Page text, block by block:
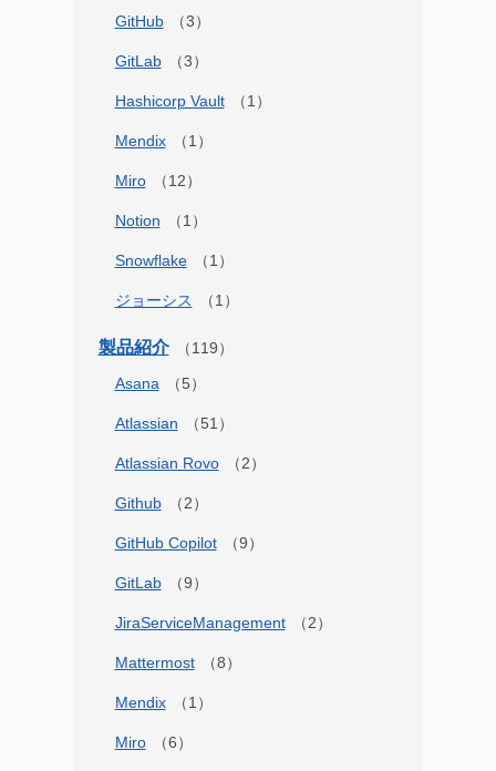
GitHub
GitLab
Hashicorp Vault
Mendix
Miro
Notion
Snowflake
ジョーシス
製品紹介
Asana
Atlassian
Atlassian Rovo
Github
GitHub Copilot
GitLab
JiraServiceManagement
Mattermost
Mendix
Miro